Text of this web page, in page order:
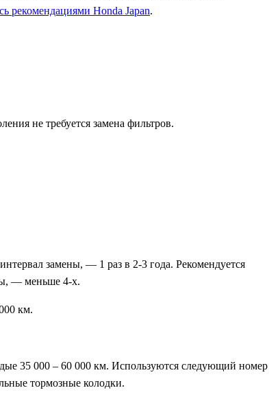
рекомендациями Honda Japan.
не требуется замена фильтров.
замены, — 1 раз в 2-3 года. Рекомендуется
— меньше 4-х.
км.
35 000 – 60 000 км. Используются следующий номер
тормозные колодки.